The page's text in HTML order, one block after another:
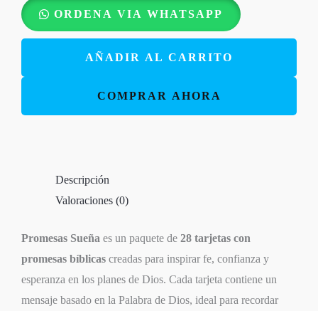
ORDENA VIA WHATSAPP
Promesas
Sueña
28
Productos
I
AM
cantidad
AÑADIR AL CARRITO
COMPRAR AHORA
Descripción
Valoraciones (0)
Promesas Sueña es un paquete de 28 tarjetas con
promesas bíblicas creadas para inspirar fe, confianza y
esperanza en los planes de Dios. Cada tarjeta contiene un
mensaje basado en la Palabra de Dios, ideal para recordar